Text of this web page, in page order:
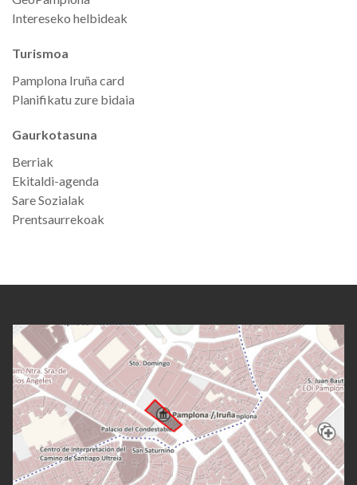
Intereseko helbideak
Turismoa
Pamplona Iruña card
Planifikatu zure bidaia
Gaurkotasuna
Berriak
Ekitaldi-agenda
Sare Sozialak
Prentsaurrekoak